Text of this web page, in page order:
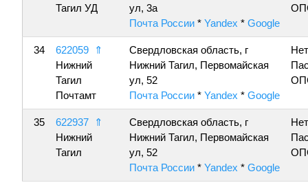
Тагил УД
ул, 3а
Почта России * Yandex * Google
34 622059
⇑
Нижний
Тагил
Почтамт
Свердловская область, г
Нижний Тагил, Первомайская
ул, 52
Почта России * Yandex * Google
35 622937
⇑
Нижний
Тагил
Свердловская область, г
Нижний Тагил, Первомайская
ул, 52
Почта России * Yandex * Google